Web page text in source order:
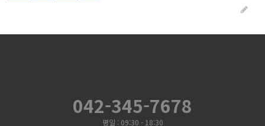
042-345-7678
평일 : 09:30 - 18:30